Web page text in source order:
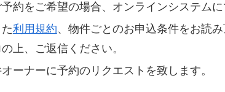
約をご希望の場合、オンラインシステムに
利用規約、物件ごとのお申込条件をお読
上、ご返信ください。
ーナーに予約のリクエストを致します。